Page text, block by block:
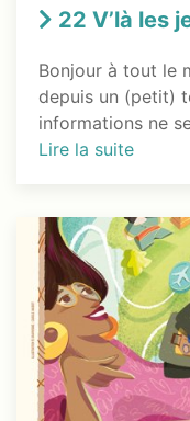
22 V’là les
Bonjour à tout le
depuis un (petit)
informations ne
Lire la suite